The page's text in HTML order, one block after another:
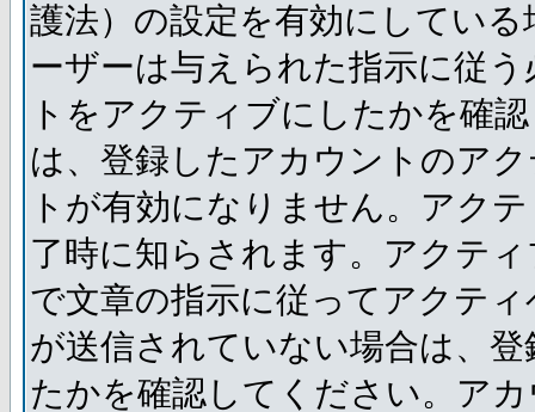
護法）の設定を有効にしてい
ーザーは与えられた指示に従
トをアクティブにしたかを確
は、登録したアカウントのア
トが有効になりません。アク
了時に知らされます。アクテ
で文章の指示に従ってアクテ
が送信されていない場合は、
たかを確認してください。ア